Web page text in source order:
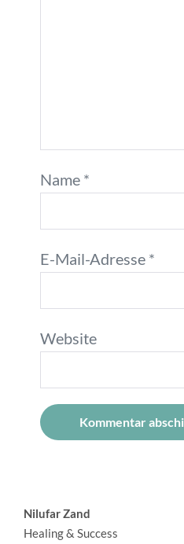
Name *
E-Mail-Adresse *
Website
t
Nilufar Zand
Healing & Success